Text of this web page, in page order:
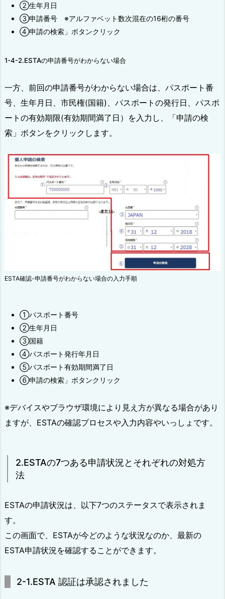
②生年月日
③申請番号 ※アルファベット数次混在の16桁の番号
④申請の検索」ボタンクリック
1-4-2.ESTAの申請番号がわからない場合
一方、前回の申請番号がわからない場合は、パスポート番
号、生年月日、市民権(国籍)、パスポートの発行日、パスポ
ートの有効期限(有効期間満了日）を入力し、「申請の検
索」ボタンをクリックします。
ESTA確認-申請番号がわからない場合の入力手順
①パスポート番号
②生年月日
③国籍
④パスポート発行年月日
⑤パスポート有効期間満了日
⑥申請の検索」ボタンクリック
※デバイスやブラウザ環境により見え方が異なる場合があり
ますが、ESTAの確認プロセスや入力内容やいっしょです。
2.ESTAの7つある申請状況とそれぞれの対処方
法
ESTAの申請状況は、以下7つのステータスで表示されま
す。
この画面で、ESTAが今どのような状況なのか、最新の
ESTA申請状況を確認することができます。
2-1.ESTA 認証は承認されました